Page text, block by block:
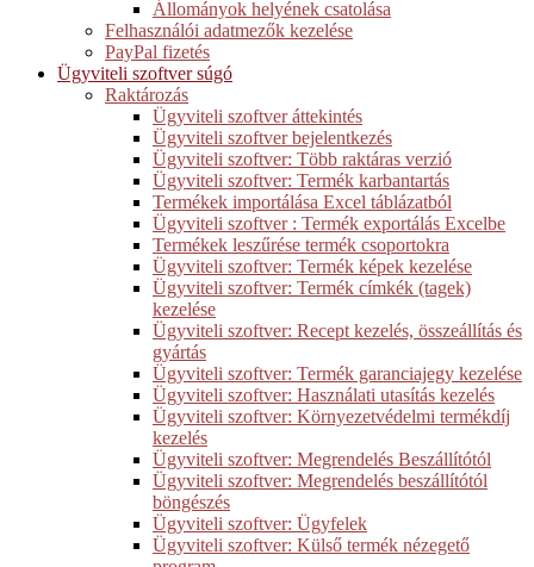
Állományok helyének csatolása
Felhasználói adatmezők kezelése
PayPal fizetés
Ügyviteli szoftver súgó
Raktározás
Ügyviteli szoftver áttekintés
Ügyviteli szoftver bejelentkezés
Ügyviteli szoftver: Több raktáras verzió
Ügyviteli szoftver: Termék karbantartás
Termékek importálása Excel táblázatból
Ügyviteli szoftver : Termék exportálás Excelbe
Termékek leszűrése termék csoportokra
Ügyviteli szoftver: Termék képek kezelése
Ügyviteli szoftver: Termék címkék (tagek)
kezelése
Ügyviteli szoftver: Recept kezelés, összeállítás és
gyártás
Ügyviteli szoftver: Termék garanciajegy kezelése
Ügyviteli szoftver: Használati utasítás kezelés
Ügyviteli szoftver: Környezetvédelmi termékdíj
kezelés
Ügyviteli szoftver: Megrendelés Beszállítótól
Ügyviteli szoftver: Megrendelés beszállítótól
böngészés
Ügyviteli szoftver: Ügyfelek
Ügyviteli szoftver: Külső termék nézegető